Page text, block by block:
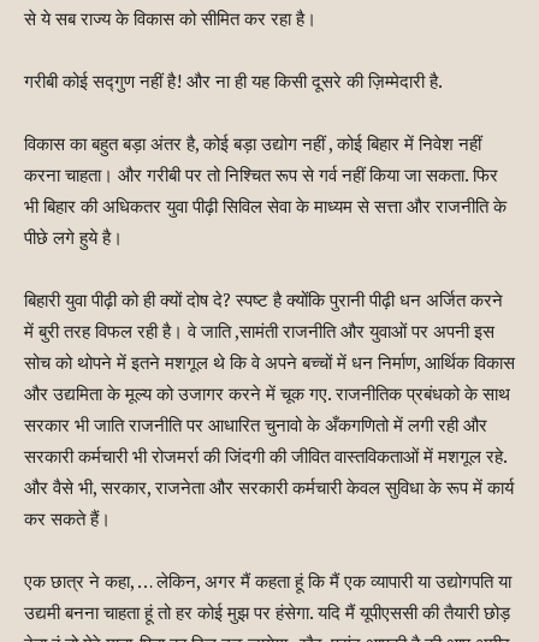
से ये सब राज्य के विकास को सीमित कर रहा है।
गरीबी कोई सद्गुण नहीं है! और ना ही यह किसी दूसरे की ज़िम्मेदारी है.
विकास का बहुत बड़ा अंतर है, कोई बड़ा उद्योग नहीं , कोई बिहार में निवेश नहीं
करना चाहता। और गरीबी पर तो निश्चित रूप से गर्व नहीं किया जा सकता. फिर
भी बिहार की अधिकतर युवा पीढ़ी सिविल सेवा के माध्यम से सत्ता और राजनीति के
पीछे लगे हुये है।
बिहारी युवा पीढ़ी को ही क्यों दोष दे? स्पष्ट है क्योंकि पुरानी पीढ़ी धन अर्जित करने
में बुरी तरह विफल रही है। वे जाति ,सामंती राजनीति और युवाओं पर अपनी इस
सोच को थोपने में इतने मशगूल थे कि वे अपने बच्चों में धन निर्माण, आर्थिक विकास
और उद्यमिता के मूल्य को उजागर करने में चूक गए. राजनीतिक प्रबंधको के साथ
सरकार भी जाति राजनीति पर आधारित चुनावो के अँकगणितो में लगी रही और
सरकारी कर्मचारी भी रोजमर्रा की जिंदगी की जीवित वास्तविकताओं में मशगूल रहे.
और वैसे भी, सरकार, राजनेता और सरकारी कर्मचारी केवल सुविधा के रूप में कार्य
कर सकते हैं।
एक छात्र ने कहा, … लेकिन, अगर मैं कहता हूं कि मैं एक व्यापारी या उद्योगपति या
उद्यमी बनना चाहता हूं तो हर कोई मुझ पर हंसेगा. यदि मैं यूपीएससी की तैयारी छोड़